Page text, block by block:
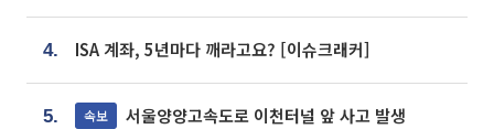
4. ISA 계좌, 5년마다 깨라고요? [이슈크래커]
5. 속보 서울양양고속도로 이천터널 앞 사고 발생